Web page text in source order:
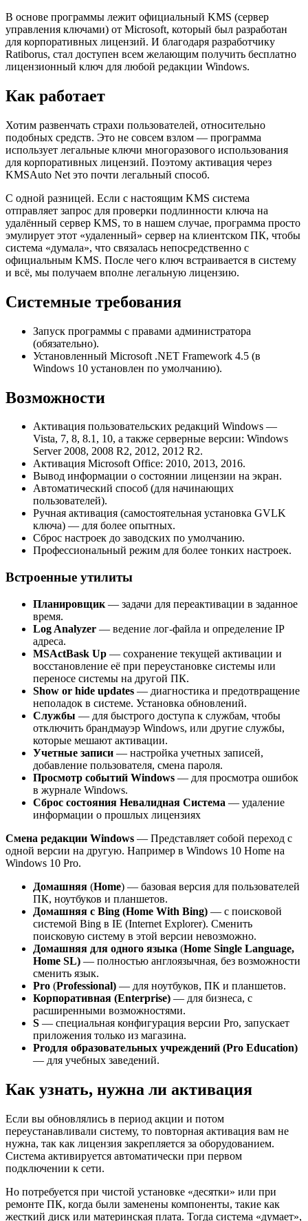
В основе программы лежит официальный KMS (сервер
управления ключами) от Microsoft, который был разработан
для корпоративных лицензий. И благодаря разработчику
Ratiborus, стал доступен всем желающим получить бесплатно
лицензионный ключ для любой редакции Windows.
Как работает
Хотим развенчать страхи пользователей, относительно
подобных средств. Это не совсем взлом — программа
использует легальные ключи многоразового использования
для корпоративных лицензий. Поэтому активация через
KMSAuto Net это почти легальный способ.
С одной разницей. Если с настоящим KMS система
отправляет запрос для проверки подлинности ключа на
удалённый сервер KMS, то в нашем случае, программа просто
эмулирует этот «удаленный» сервер на клиентском ПК, чтобы
система «думала», что связалась непосредственно с
официальным KMS. После чего ключ встраивается в систему
и всё, мы получаем вполне легальную лицензию.
Системные требования
Запуск программы с правами администратора
(обязательно).
Установленный Microsoft .NET Framework 4.5 (в
Windows 10 установлен по умолчанию).
Возможности
Активация пользовательских редакций Windows —
Vista, 7, 8, 8.1, 10, а также серверные версии: Windows
Server 2008, 2008 R2, 2012, 2012 R2.
Активация Microsoft Office: 2010, 2013, 2016.
Вывод информации о состоянии лицензии на экран.
Автоматический способ (для начинающих
пользователей).
Ручная активация (самостоятельная установка GVLK
ключа) — для более опытных.
Сброс настроек до заводских по умолчанию.
Профессиональный режим для более тонких настроек.
Встроенные утилиты
Планировщик — задачи для переактивации в заданное
время.
Log Analyzer — ведение лог-файла и определение IP
адреса.
MSActBask Up — сохранение текущей активации и
восстановление её при переустановке системы или
переносе системы на другой ПК.
Show or hide updates — диагностика и предотвращение
неполадок в системе. Установка обновлений.
Службы — для быстрого доступа к службам, чтобы
отключить брандмауэр Windows, или другие службы,
которые мешают активации.
Учетные записи — настройка учетных записей,
добавление пользователя, смена пароля.
Просмотр событий Windows — для просмотра ошибок
в журнале Windows.
Сброс состояния Невалидная Система — удаление
информации о прошлых лицензиях
Смена редакции Windows — Представляет собой переход с
одной версии на другую. Например в Windows 10 Home на
Windows 10 Pro.
Домашняя (Home) — базовая версия для пользователей
ПК, ноутбуков и планшетов.
Домашняя с Bing (Home With Bing) — с поисковой
системой Bing в IE (Internet Explorer). Сменить
поисковую систему в этой версии невозможно.
Домашняя для одного языка (Home Single Language,
Home SL) — полностью англоязычная, без возможности
сменить язык.
Pro (Professional) — для ноутбуков, ПК и планшетов.
Корпоративная (Enterprise) — для бизнеса, с
расширенными возможностями.
S — специальная конфигурация версии Pro, запускает
приложения только из магазина.
Proдля образовательных учреждений (Pro Education)
— для учебных заведений.
Как узнать, нужна ли активация
Если вы обновлялись в период акции и потом
переустанавливали систему, то повторная активация вам не
нужна, так как лицензия закрепляется за оборудованием.
Система активируется автоматически при первом
подключении к сети.
Но потребуется при чистой установке «десятки» или при
ремонте ПК, когда были заменены компоненты, такие как
жесткий диск или материнская плата. Тогда система «думает»,